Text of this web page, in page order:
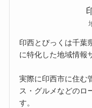
印西とぴっくは千葉
に特化した地域情報
実際に印西市に住む
ス・グルメなどのロ
す。